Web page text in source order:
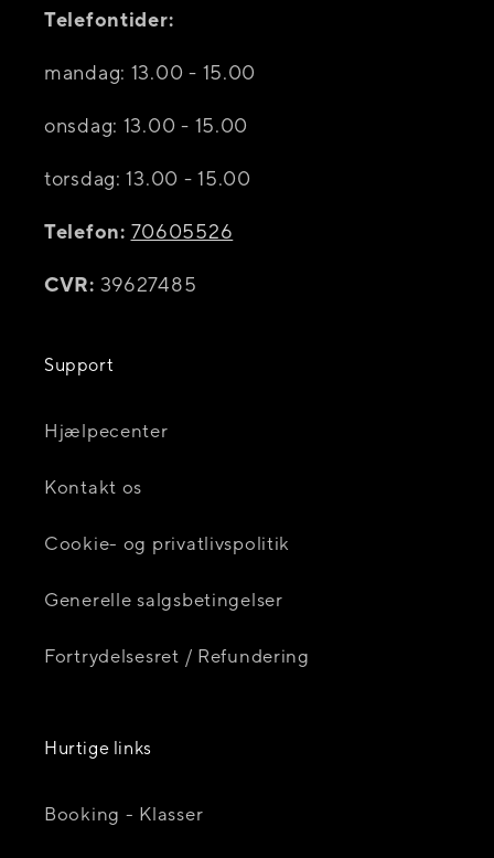
Telefontider:
mandag: 13.00 - 15.00
onsdag: 13.00 - 15.00
torsdag: 13.00 - 15.00
Telefon: 70605526
CVR: 39627485
Support
Hjælpecenter
Kontakt os
Cookie- og privatlivspolitik
Generelle salgsbetingelser
Fortrydelsesret / Refundering
Hurtige links
Booking - Klasser